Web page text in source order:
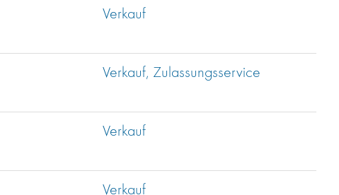
Verkauf
Verkauf, Zulassungsservice
Verkauf
Verkauf